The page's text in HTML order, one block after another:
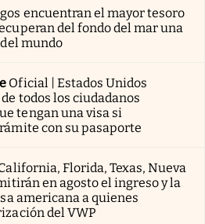
encuentran el mayor tesoro
del fondo del mar una
mundo
Oficial | Estados Unidos
todos los ciudadanos
tengan una visa si
con su pasaporte
Florida, Texas, Nueva
en agosto el ingreso y la
americana a quienes
del VWP